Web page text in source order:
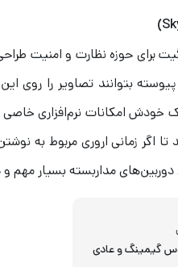
)
برای حوزه نظارت و امنیت
بتوانند تصاویر را روی
امکانات نرم‌افزاری خاصی
تا اگر زمانی اروری مربوط به
مداربسته بسیار مهم
گیمینگ و عادی